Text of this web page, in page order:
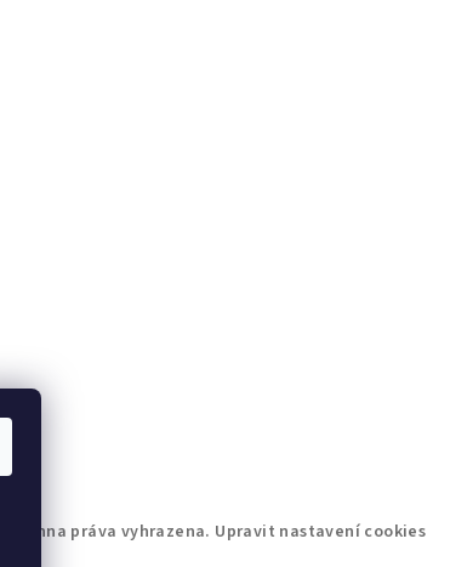
. Všechna práva vyhrazena. Upravit nastavení cookies